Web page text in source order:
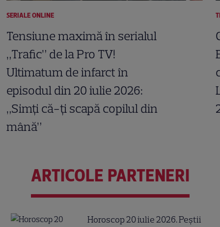
SERIALE ONLINE
Tensiune maximă în serialul
„Trafic” de la Pro TV!
Ultimatum de infarct în
episodul din 20 iulie 2026:
„Simți că-ți scapă copilul din
mână”
ARTICOLE PARTENERI
Horoscop 20 iulie 2026. Peștii